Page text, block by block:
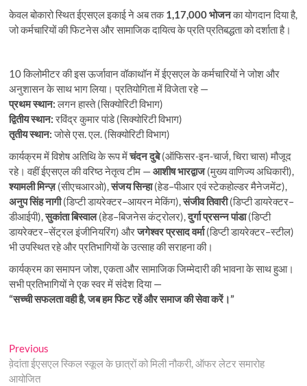
केवल बोकारो स्थित ईएसएल इकाई ने अब तक1,17,000 भोजनका योगदान दिया है,
जो कर्मचारियों की फिटनेस और सामाजिक दायित्व के प्रति प्रतिबद्धता को दर्शाता है।
10 किलोमीटर की इस ऊर्जावान वॉकाथॉन में ईएसएल के कर्मचारियों ने जोश और
अनुशासन के साथ भाग लिया। प्रतियोगिता में विजेता रहे —
प्रथम स्थान:लगन हास्ते (सिक्योरिटी विभाग)
द्वितीय स्थान:रविंद्र कुमार पांडे (सिक्योरिटी विभाग)
तृतीय स्थान:जोसे एस. एल. (सिक्योरिटी विभाग)
कार्यक्रम में विशेष अतिथि के रूप मेंचंदन दुबे(ऑफिसर-इन-चार्ज, चिरा चास) मौजूद
रहे। वहीं ईएसएल की वरिष्ठ नेतृत्व टीम —आशीष भारद्वाज(मुख्य वाणिज्य अधिकारी),
श्यामली मिन्ज़(सीएचआरओ),संजय सिन्हा(हेड–पीआर एवं स्टेकहोल्डर मैनेजमेंट),
अनुप सिंह नागी(डिप्टी डायरेक्टर–आयरन मेकिंग),संजीव तिवारी(डिप्टी डायरेक्टर–
डीआईपी),सुकांता बिस्वाल(हेड–बिजनेस कंट्रोलर),दुर्गा प्रसन्न पांडा(डिप्टी
डायरेक्टर–सेंट्रल इंजीनियरिंग) औरजगेश्वर प्रसाद वर्मा(डिप्टी डायरेक्टर–स्टील)
भी उपस्थित रहे और प्रतिभागियों के उत्साह की सराहना की।
कार्यक्रम का समापन जोश, एकता और सामाजिक जिम्मेदारी की भावना के साथ हुआ।
सभी प्रतिभागियों ने एक स्वर में संदेश दिया —
“सच्ची सफलता वही है, जब हम फिट रहें और समाज की सेवा करें।”
Post
navigation
Previous
post:
वे़दांता ईएसएल स्किल स्कूल के छात्रों को मिली नौकरी, ऑफर लेटर समारोह
आयोजित